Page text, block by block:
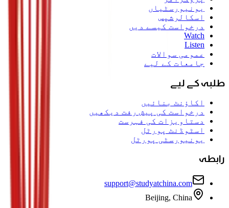
یونیورسٹیاں
اسکالرشپس
درخواست کیسے دیں
Watch
Listen
عمومی سوالات
جامعات کے لیے
طلبہ کے لیے
اکاؤنٹ بنائیں
درخواست کی پیش رفت دیکھیں
دستاویزات کی فہرست
اسٹوڈنٹ پورٹل
یونیورسٹی پورٹل
رابطہ
support@studyatchina.com
Beijing, China